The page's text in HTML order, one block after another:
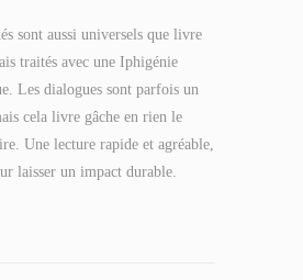
sont aussi universels que livre
traités avec une Iphigénie
Les dialogues sont parfois un
cela livre gâche en rien le
Une lecture rapide et agréable,
laisser un impact durable.